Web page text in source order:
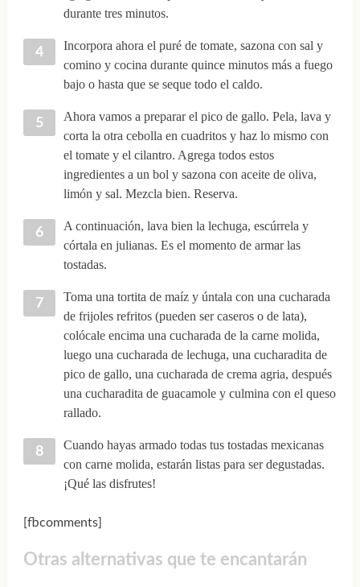
durante tres minutos.
Incorpora ahora el puré de tomate, sazona con sal y
comino y cocina durante quince minutos más a fuego
bajo o hasta que se seque todo el caldo.
Ahora vamos a preparar el pico de gallo. Pela, lava y
corta la otra cebolla en cuadritos y haz lo mismo con
el tomate y el cilantro. Agrega todos estos
ingredientes a un bol y sazona con aceite de oliva,
limón y sal. Mezcla bien. Reserva.
A continuación, lava bien la lechuga, escúrrela y
córtala en julianas. Es el momento de armar las
tostadas.
Toma una tortita de maíz y úntala con una cucharada
de frijoles refritos (pueden ser caseros o de lata),
colócale encima una cucharada de la carne molida,
luego una cucharada de lechuga, una cucharadita de
pico de gallo, una cucharada de crema agria, después
una cucharadita de guacamole y culmina con el queso
rallado.
Cuando hayas armado todas tus tostadas mexicanas
con carne molida, estarán listas para ser degustadas.
¡Qué las disfrutes!
[fbcomments]
Otras alternativas que te encantarán